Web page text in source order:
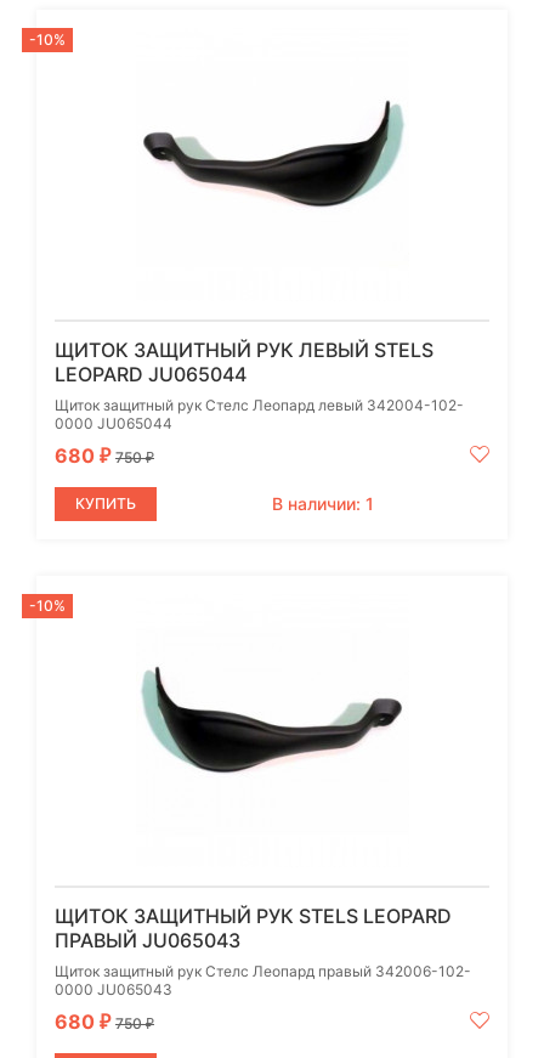
-10%
ЩИТОК ЗАЩИТНЫЙ РУК ЛЕВЫЙ STELS
LEOPARD JU065044
Щиток защитный рук Стелс Леопард левый 342004-102-
0000 JU065044
680 ₽ 750₽
КУПИТЬ В наличии: 1
-10%
ЩИТОК ЗАЩИТНЫЙ РУК STELS LEOPARD
ПРАВЫЙ JU065043
Щиток защитный рук Стелс Леопард правый 342006-102-
0000 JU065043
680 ₽ 750₽